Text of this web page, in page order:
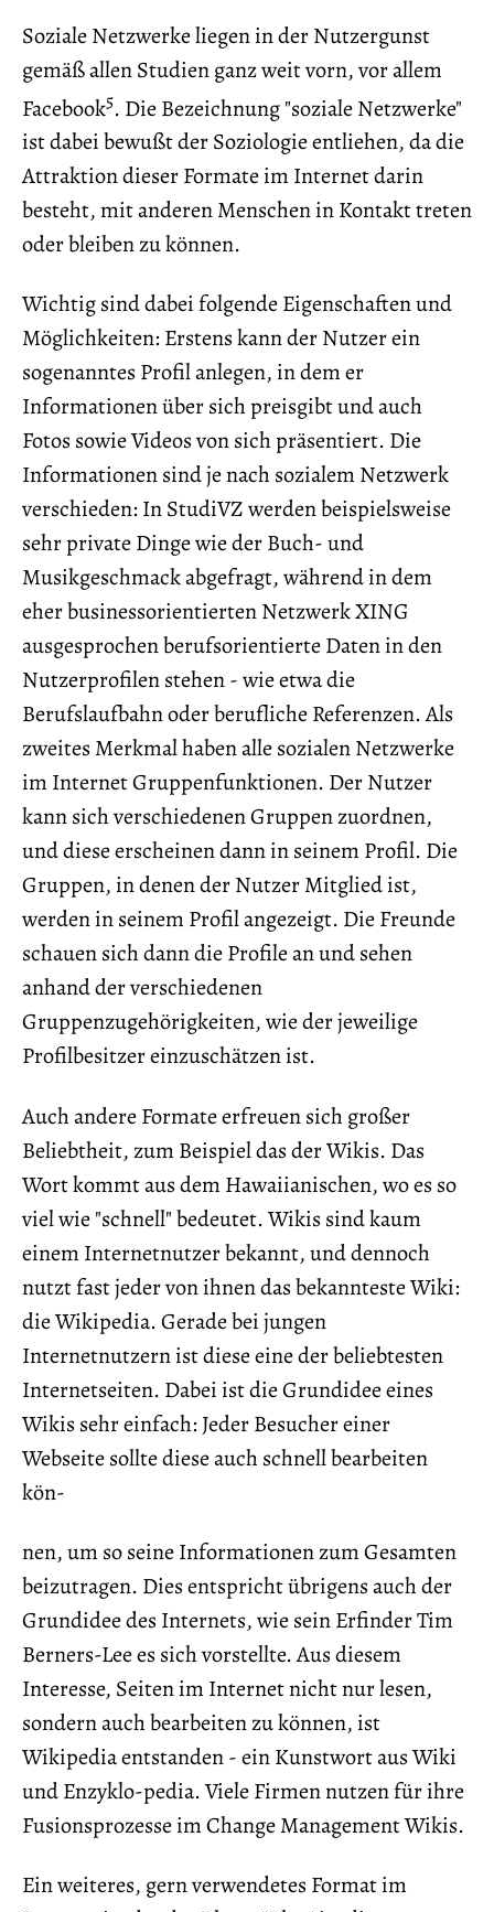
Soziale Netzwerke liegen in der Nutzergunst
gemäß allen Studien ganz weit vorn, vor allem
Facebook5. Die Bezeichnung "soziale Netzwerke"
ist dabei bewußt der Soziologie entliehen, da die
Attraktion dieser Formate im Internet darin
besteht, mit anderen Menschen in Kontakt treten
oder bleiben zu können.
Wichtig sind dabei folgende Eigenschaften und
Möglichkeiten: Erstens kann der Nutzer ein
sogenanntes Profil anlegen, in dem er
Informationen über sich preisgibt und auch
Fotos sowie Videos von sich präsentiert. Die
Informationen sind je nach sozialem Netzwerk
verschieden: In StudiVZ werden beispielsweise
sehr private Dinge wie der Buch- und
Musikgeschmack abgefragt, während in dem
eher businessorientierten Netzwerk XING
ausgesprochen berufsorientierte Daten in den
Nutzerprofilen stehen - wie etwa die
Berufslaufbahn oder berufliche Referenzen. Als
zweites Merkmal haben alle sozialen Netzwerke
im Internet Gruppenfunktionen. Der Nutzer
kann sich verschiedenen Gruppen zuordnen,
und diese erscheinen dann in seinem Profil. Die
Gruppen, in denen der Nutzer Mitglied ist,
werden in seinem Profil angezeigt. Die Freunde
schauen sich dann die Profile an und sehen
anhand der verschiedenen
Gruppenzugehörigkeiten, wie der jeweilige
Profilbesitzer einzuschätzen ist.
Auch andere Formate erfreuen sich großer
Beliebtheit, zum Beispiel das der Wikis. Das
Wort kommt aus dem Hawaiianischen, wo es so
viel wie "schnell" bedeutet. Wikis sind kaum
einem Internetnutzer bekannt, und dennoch
nutzt fast jeder von ihnen das bekannteste Wiki:
die Wikipedia. Gerade bei jungen
Internetnutzern ist diese eine der beliebtesten
Internetseiten. Dabei ist die Grundidee eines
Wikis sehr einfach: Jeder Besucher einer
Webseite sollte diese auch schnell bearbeiten
kön-
nen, um so seine Informationen zum Gesamten
beizutragen. Dies entspricht übrigens auch der
Grundidee des Internets, wie sein Erfinder Tim
Berners-Lee es sich vorstellte. Aus diesem
Interesse, Seiten im Internet nicht nur lesen,
sondern auch bearbeiten zu können, ist
Wikipedia entstanden - ein Kunstwort aus Wiki
und Enzyklo-pedia. Viele Firmen nutzen für ihre
Fusionsprozesse im Change Management Wikis.
Ein weiteres, gern verwendetes Format im